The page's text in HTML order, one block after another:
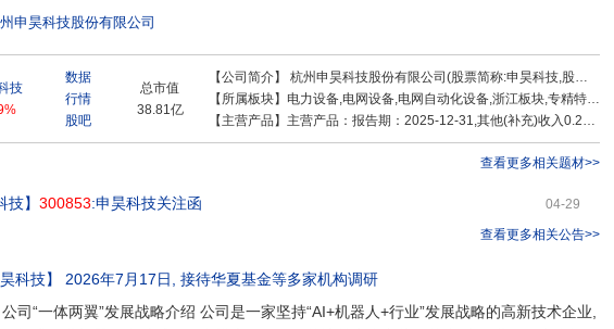
申昊科技股份有限公司
技
数据
行情
股吧
总市值
38.81亿
【公司简介】 杭州申昊科技股份有限公司(股票简称:申昊科技,股票代码:
【所属板块】 电力设备,电网设备,电网自动化设备,浙江板块,专精特新,创业板综,转债标的,电网概念,机器人概念,人工智能,智能电网
【主营产品】 主营产品：报告期：2025-12-31,其他(补充)收入0.29亿 ，占比9.26% ，利润0.02亿 ，占比6.83% ，毛利率7.6%；家庭储能收入1.08亿 ，占比34.65% ，利润0.11亿 ，占比35.66% ，毛利率10.61%；智能机器人收入0.45亿 ，占比14.51% ，利润0.12亿 ，占比38.14% ，毛利率27.1%；智能监测检测及控制设备收入1.3亿 ，占比41.58% ，利润0.06亿 ，占比19.37% ，毛利率4.8%
查看更多相关题材>>
技】 300853:申昊科技关注函
04-29
查看更多相关公告>>
科技】 2026年7月17日 , 接待华夏基金等多家机构调研
司“一体两翼”发展战略介绍 公司是一家坚持“AI+机器人+行业”发展战略的高新技术企业,